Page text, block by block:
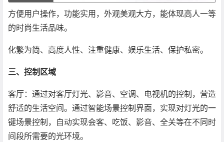
方便用户操作，功能实用，外观美观大方，能体现高人一等
的时尚生活品味。
化繁为简、高度人性、注重健康、娱乐生活、保护私密。
三、控制区域
客厅：通过对客厅灯光、影音、空调、电视机的控制，营造
舒适的生活空间。通过智能场景控制界面，实现对灯光的一
键场景控制，自动实现会客、吃饭、影音、全关等在不同时
间段所需要的光环境。